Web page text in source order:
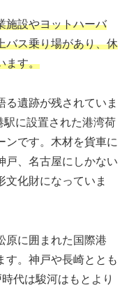
施設やヨットハーバ
バス乗り場があり、休
ます。
る遺跡が残されていま
に設置された港湾荷
ンです。木材を貨車に
戸、名古屋にしかない
文化財になっていま
原に囲まれた国際港
す。神戸や長崎ととも
代は駿河はもとより